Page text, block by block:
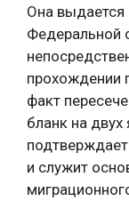
Она
Федеральной
прохождении
факт
бланк на
и служит